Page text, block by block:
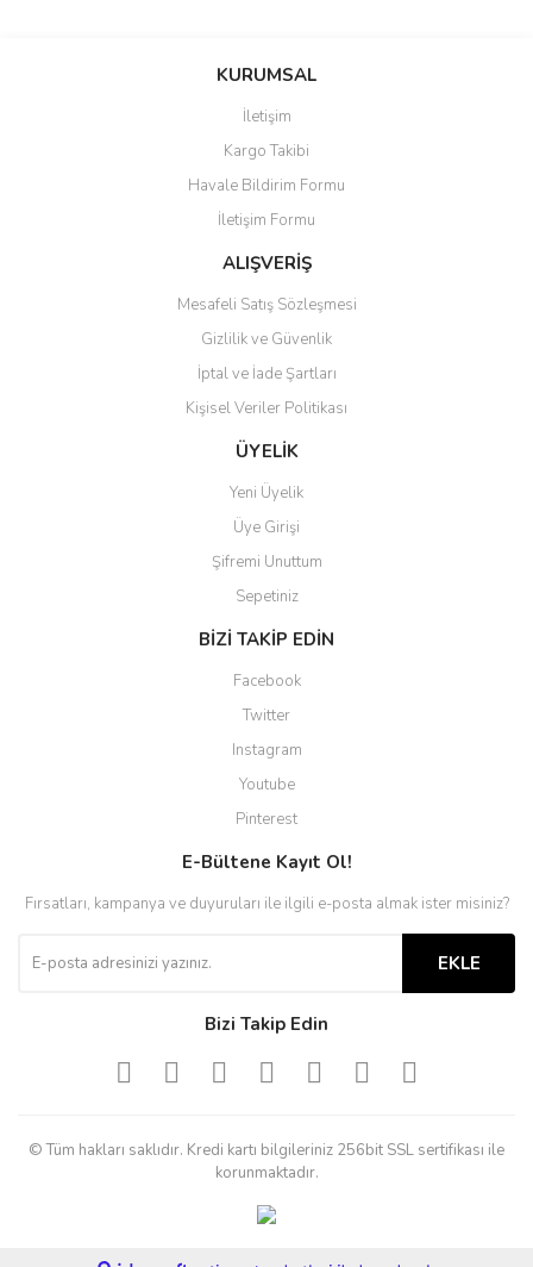
Bu ürüne ilk yorumu siz yapın!
Ürün resmi kalitesiz, bozuk veya görüntülenemiyor.
Ürün açıklamasında eksik bilgiler bulunuyor.
Ürün bilgilerinde hatalar bulunuyor.
Ürün fiyatı diğer sitelerden daha pahalı.
Gönder
KURUMSAL
İletişim
Kargo Takibi
Havale Bildirim Formu
İletişim Formu
ALIŞVERİŞ
Mesafeli Satış Sözleşmesi
Gizlilik ve Güvenlik
İptal ve İade Şartları
Kişisel Veriler Politikası
ÜYELİK
Yeni Üyelik
Üye Girişi
Şifremi Unuttum
Sepetiniz
BİZİ TAKİP EDİN
Facebook
Twitter
Instagram
Youtube
Pinterest
E-Bültene Kayıt Ol!
Fırsatları, kampanya ve duyuruları ile ilgili e-posta almak ister misiniz?
EKLE
Bizi Takip Edin
© Tüm hakları saklıdır. Kredi kartı bilgileriniz 256bit SSL sertifikası ile
korunmaktadır.